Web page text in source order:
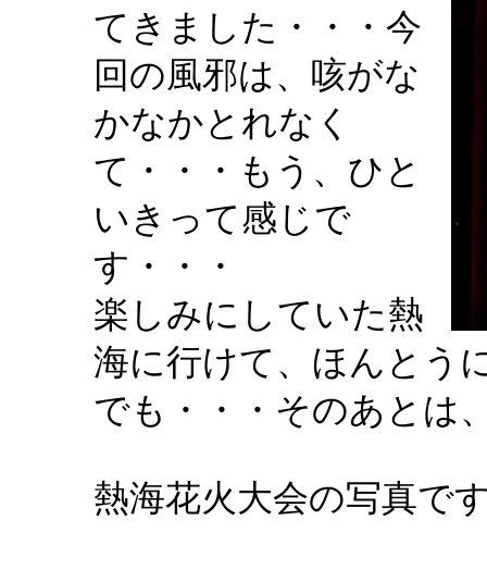
てきました・・・今
回の風邪は、咳がな
かなかとれなく
て・・・もう、ひと
いきって感じで
す・・・
楽しみにしていた熱
海に行けて、ほんとう
でも・・・そのあとは
熱海花火大会の写真で